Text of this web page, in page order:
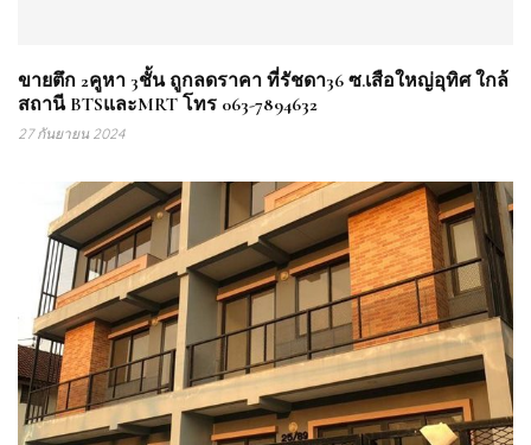
ขายตึก 2คูหา 3ชั้น ถูกลดราคา ที่รัชดา36 ซ.เสือใหญ่อุทิศ ใกล้
สถานี BTSและMRT โทร 063-7894632
27 กันยายน 2024